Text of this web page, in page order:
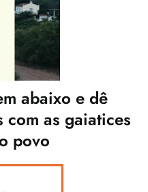
abaixo e dê
com as gaiatices
povo